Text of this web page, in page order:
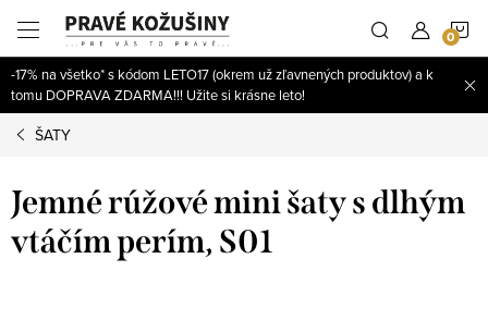
obsah
-17% na všetko* s kódom LETO17 (okrem už zľavnených produktov) a k
tomu DOPRAVA ZDARMA!!! Užite si krásne leto!
ŠATY
Jemné rúžové mini šaty s dlhým
vtáčím perím, S01